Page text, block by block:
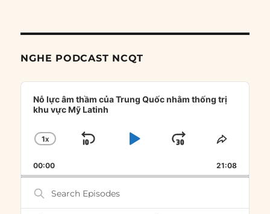
NGHE PODCAST NCQT
Audio
Player
Nỗ lực âm thầm của Trung Quốc nhằm thống trị
khu vực Mỹ Latinh
CHANGE
RATE
1X
SKIP
PLAYJUMP
FORWARD
SHARE
00:00 21:08
Search
Episodes